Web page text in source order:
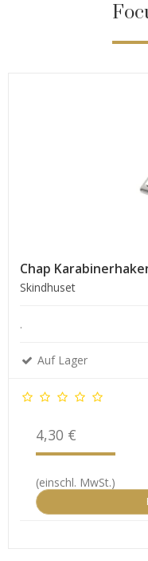
Chap
Skindhuset
.
Auf Lager
4,30 €
(einschl. MwSt.)